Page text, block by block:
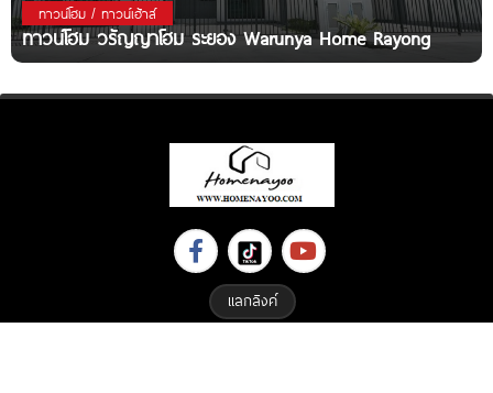
ทาวน์โฮม / ทาวน์เฮ้าส์
ทาวน์โฮม วรัญญาโฮม ระยอง Warunya Home Rayong
แลกลิงค์